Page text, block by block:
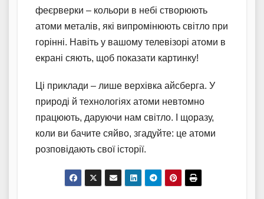
феєрверки – кольори в небі створюють
атоми металів, які випромінюють світло при
горінні. Навіть у вашому телевізорі атоми в
екрані сяють, щоб показати картинку!
Ці приклади – лише верхівка айсберга. У
природі й технологіях атоми невтомно
працюють, даруючи нам світло. І щоразу,
коли ви бачите сяйво, згадуйте: це атоми
розповідають свої історії.